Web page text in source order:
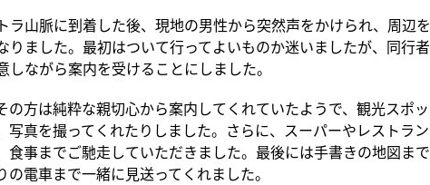
ラ山脈に到着した後、現地の男性から突然声をかけられ、周辺
りました。最初はついて行ってよいものか迷いましたが、同行者
しながら案内を受けることにしました。
の方は純粋な親切心から案内してくれていたようで、観光スポ
写真を撮ってくれたりしました。さらに、スーパーやレストラ
食事までご馳走していただきました。最後には手書きの地図ま
の電車まで一緒に見送ってくれました。